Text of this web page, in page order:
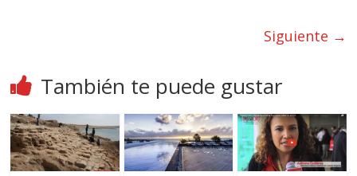
Siguiente →
También te puede gustar